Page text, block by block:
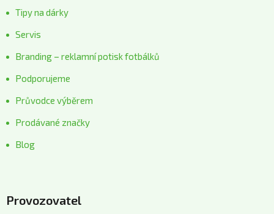
Tipy na dárky
Servis
Branding – reklamní potisk fotbálků
Podporujeme
Průvodce výběrem
Prodávané značky
Blog
Provozovatel